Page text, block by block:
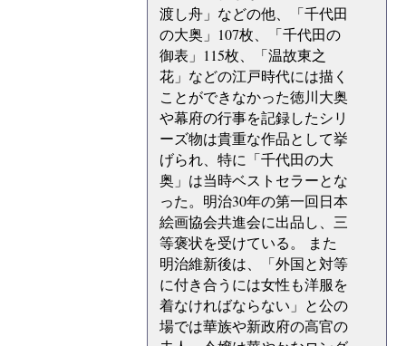
渡し舟」などの他、「千代田
の大奥」107枚、「千代田の
御表」115枚、「温故東之
花」などの江戸時代には描く
ことができなかった徳川大奥
や幕府の行事を記録したシリ
ーズ物は貴重な作品として挙
げられ、特に「千代田の大
奥」は当時ベストセラーとな
った。明治30年の第一回日本
絵画協会共進会に出品し、三
等褒状を受けている。 また
明治維新後は、「外国と対等
に付き合うには女性も洋服を
着なければならない」と公の
場では華族や新政府の高官の